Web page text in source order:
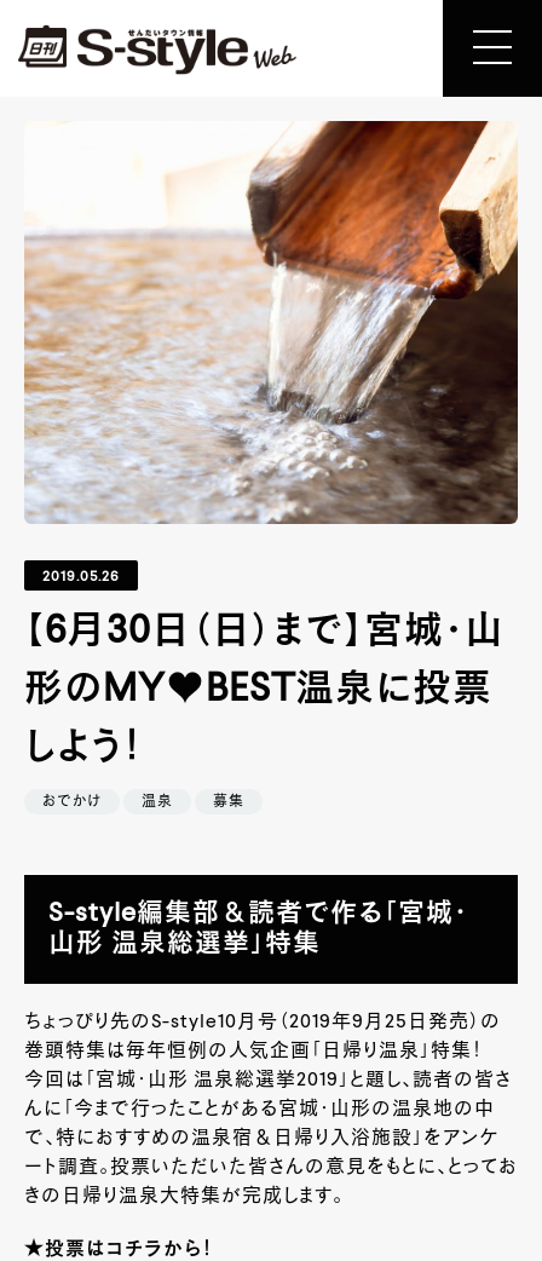
2019.05.26
【6月30日（日）まで】宮城・山
形のMY♥BEST温泉に投票
しよう！
おでかけ 温泉 募集
S-style編集部＆読者で作る「宮城・
山形 温泉総選挙」特集
ちょっぴり先のS-style10月号（2019年9月25日発売）の
巻頭特集は毎年恒例の人気企画「日帰り温泉」特集！
今回は「宮城・山形 温泉総選挙2019」と題し、読者の皆さ
んに「今まで行ったことがある宮城・山形の温泉地の中
で、特におすすめの温泉宿＆日帰り入浴施設」をアンケ
ート調査。投票いただいた皆さんの意見をもとに、とってお
きの日帰り温泉大特集が完成します。
★投票はコチラから！